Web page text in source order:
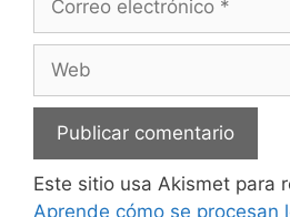
electrónico
Este sitio usa Akismet para
Aprende cómo se procesan